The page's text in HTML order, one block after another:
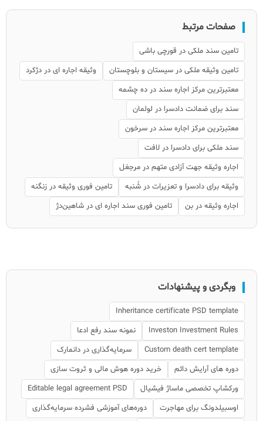
صفحات مرتبط
تامین سند ملکی در قورچی باشی
تامین وثیقه ملکی در سیستان و بلوچستان
وثیقه اجاره ای در دژکرد
معتبرترین مرکز اجاره سند در ده چشمه
سند برای ضمانت دادسرا در لولمان
معتبرترین مرکز اجاره سند در سرخون
سند ملکی برای دادسرا در لافت
اجاره وثیقه جهت آزادی متهم در مرجغل
وثیقه برای دادسرا و تعزیرات در شُنبه
تامین فوری وثیقه در زنگنه
اجاره وثیقه در بن
تامین فوری سند اجاره ای در شاهین‌دژ
وبگردی و پیشنهادات
Inheritance certificate PSD template
Investon Investment Rules
نمونه سند رفع ادعا
Custom death cert template
سرمایه‌گذاری در دانمارک
دوره های آرایش دائم
خرید دوره هوش مالی و ثروت سازی
ورکشاپ تخصصی ماساژ فیشیال
Editable legal agreement PSD
اوسبیلدونگ برای مهاجرت
دوره‌های آموزشی فشرده سرمایه‌گذاری